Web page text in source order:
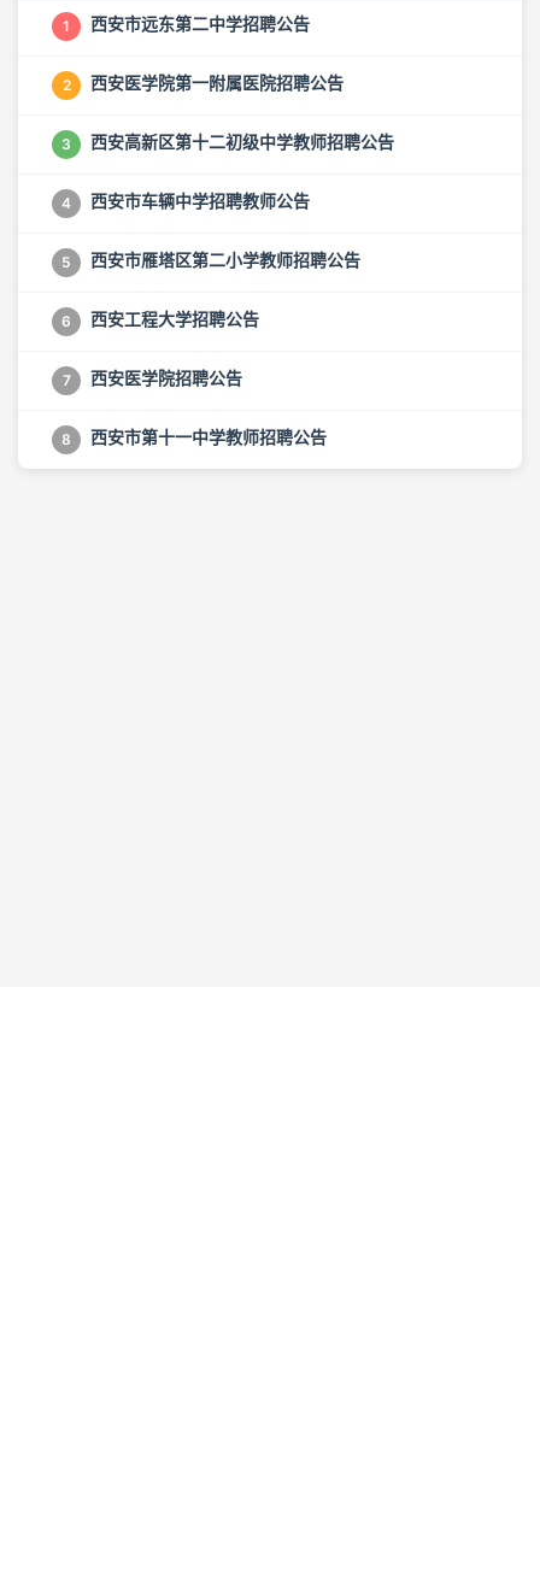
1 西安市远东第二中学招聘公告
2 西安医学院第一附属医院招聘公告
3 西安高新区第十二初级中学教师招聘公告
4 西安市车辆中学招聘教师公告
5 西安市雁塔区第二小学教师招聘公告
6 西安工程大学招聘公告
7 西安医学院招聘公告
8 西安市第十一中学教师招聘公告